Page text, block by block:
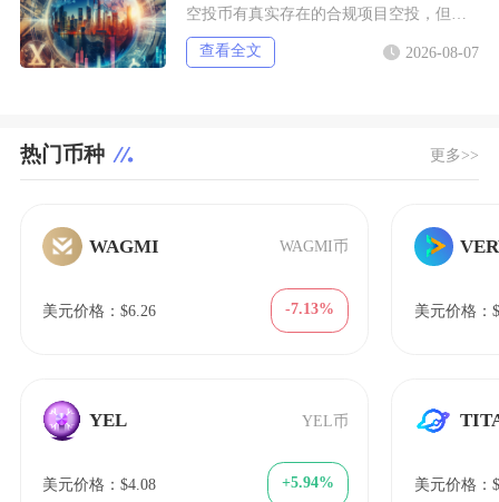
查看全文 2026-08-07
热门币种 更多>>
WAGMI WAGMI币
美元价格：$6.26 -7.13%
YEL YEL币
美元价格：$4.08 +5.94%
美元价格：
美元价格：